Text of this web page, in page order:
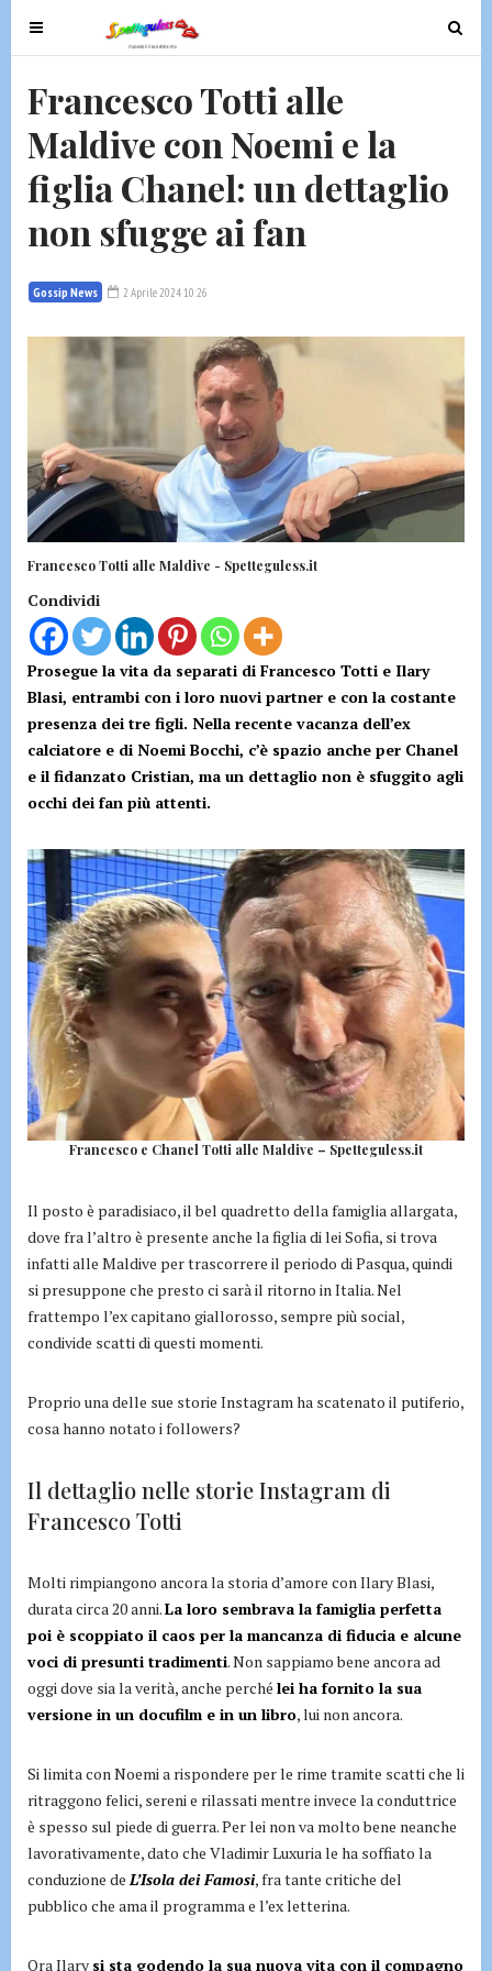
T
o
g
l
e
n
v
g
t
T
o
n
t
o
n
Francesco Totti alle
Maldive con Noemi e la
figlia Chanel: un dettaglio
non sfugge ai fan
Gossip News 2 Aprile 2024 10:26
Francesco Totti alle Maldive - Spetteguless.it
Condividi
Prosegue la vita da separati di Francesco Totti e Ilary
Blasi, entrambi con i loro nuovi partner e con la costante
presenza dei tre figli. Nella recente vacanza dell’ex
calciatore e di Noemi Bocchi, c’è spazio anche per Chanel
e il fidanzato Cristian, ma un dettaglio non è sfuggito agli
occhi dei fan più attenti.
Francesco e Chanel Totti alle Maldive – Spetteguless.it
Il posto è paradisiaco, il bel quadretto della famiglia allargata,
dove fra l’altro è presente anche la figlia di lei Sofia, si trova
infatti alle Maldive per trascorrere il periodo di Pasqua, quindi
si presuppone che presto ci sarà il ritorno in Italia. Nel
frattempo l’ex capitano giallorosso, sempre più social,
condivide scatti di questi momenti.
Proprio una delle sue storie Instagram ha scatenato il putiferio,
cosa hanno notato i followers?
Il dettaglio nelle storie Instagram di
Francesco Totti
Molti rimpiangono ancora la storia d’amore con Ilary Blasi,
durata circa 20 anni.La loro sembrava la famiglia perfetta
poi è scoppiato il caos per la mancanza di fiducia e alcune
voci di presunti tradimenti. Non sappiamo bene ancora ad
oggi dove sia la verità, anche perché lei ha fornito la sua
versione in un docufilm e in un libro, lui non ancora.
Si limita con Noemi a rispondere per le rime tramite scatti che li
ritraggono felici, sereni e rilassati mentre invece la conduttrice
è spesso sul piede di guerra. Per lei non va molto bene neanche
lavorativamente, dato che Vladimir Luxuria le ha soffiato la
conduzione deL’Isola dei Famosi, fra tante critiche del
pubblico che ama il programma e l’ex letterina.
Ora Ilary si sta godendo la sua nuova vita con il compagno